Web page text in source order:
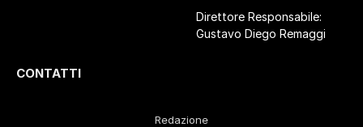
Direttore Responsabile:
Gustavo Diego Remaggi
CONTATTI
Redazione